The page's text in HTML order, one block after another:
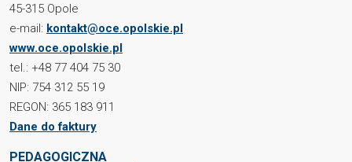
45-315 Opole
e-mail: kontakt@oce.opolskie.pl
www.oce.opolskie.pl
tel.: +48 77 404 75 30
NIP: 754 312 55 19
REGON: 365 183 911
Dane do faktury
PEDAGOGICZNA